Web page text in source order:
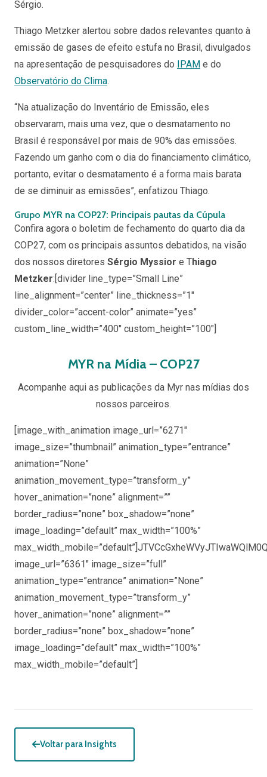
Sérgio.
Thiago Metzker alertou sobre dados relevantes quanto à
emissão de gases de efeito estufa no Brasil, divulgados
na apresentação de pesquisadores do
IPAM e do
Observatório do Clima.
“Na atualização do Inventário de Emissão, eles
observaram, mais uma vez, que o desmatamento no
Brasil é responsável por mais de 90% das emissões.
Fazendo um ganho com o dia do financiamento climático,
portanto, evitar o desmatamento é a forma mais barata
de se diminuir as emissões”, enfatizou Thiago.
Grupo MYR na COP27: Principais pautas da Cúpula
Confira agora o boletim de fechamento do quarto dia da
COP27, com os principais assuntos debatidos, na visão
dos nossos diretores Sérgio Myssior e Thiago
Metzker: [divider line_type=”Small Line”
line_alignment=”center” line_thickness=”1″
divider_color=”accent-color” animate=”yes”
custom_line_width=”400″ custom_height=”100″]
MYR na Mídia – COP27
Acompanhe aqui as publicações da Myr nas mídias dos
nossos parceiros.
[image_with_animation image_url=”6271″
image_size=”thumbnail” animation_type=”entrance”
animation=”None”
animation_movement_type=”transform_y”
hover_animation=”none” alignment=””
border_radius=”none” box_shadow=”none”
image_loading=”default” max_width=”100%”
image_url=”6361″ image_size=”full”
animation_type=”entrance” animation=”None”
animation_movement_type=”transform_y”
hover_animation=”none” alignment=””
border_radius=”none” box_shadow=”none”
image_loading=”default” max_width=”100%”
max_width_mobile=”default”]
Voltar para Insights